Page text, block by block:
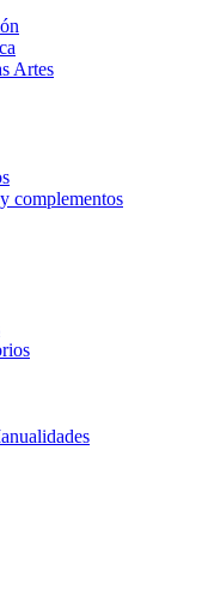
Artes
complementos